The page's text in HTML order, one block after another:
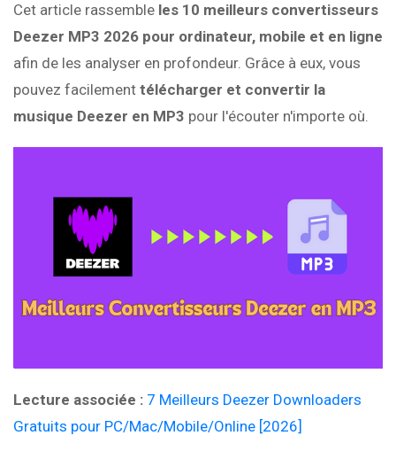
Cet article rassemble les 10 meilleurs convertisseurs
Deezer MP3 2026 pour ordinateur, mobile et en ligne
afin de les analyser en profondeur. Grâce à eux, vous
pouvez facilement télécharger et convertir la
musique Deezer en MP3 pour l'écouter n'importe où.
Lecture associée : 7 Meilleurs Deezer Downloaders
Gratuits pour PC/Mac/Mobile/Online [2026]